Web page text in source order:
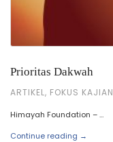
Prioritas Dakwah
ARTIKEL, FOKUS KAJIAN
Himayah Foundation – …
Continue reading →